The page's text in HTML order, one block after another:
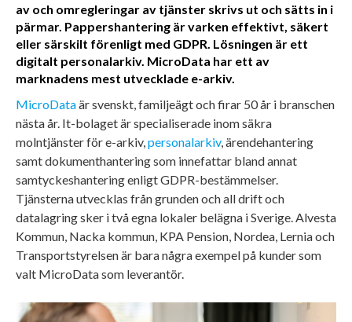
av och omregleringar av tjänster skrivs ut och sätts in i
pärmar. Pappershantering är varken effektivt, säkert
eller särskilt förenligt med GDPR. Lösningen är ett
digitalt personalarkiv. MicroData har ett av
marknadens mest utvecklade e-arkiv.
MicroDataär svenskt, familjeägt och firar 50 år i branschen
nästa år. It-bolaget är specialiserade inom säkra
molntjänster för e-arkiv,personalarkiv, ärendehantering
samt dokumenthantering som innefattar bland annat
samtyckeshantering enligt GDPR-bestämmelser.
Tjänsterna utvecklas från grunden och all drift och
datalagring sker i två egna lokaler belägna i Sverige. Alvesta
Kommun, Nacka kommun, KPA Pension, Nordea, Lernia och
Transportstyrelsen är bara några exempel på kunder som
valt MicroData som leverantör.